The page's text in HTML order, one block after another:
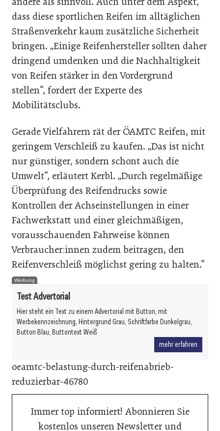
dass diese sportlichen Reifen im alltäglichen
Straßenverkehr kaum zusätzliche Sicherheit
bringen. „Einige Reifenhersteller sollten daher
dringend umdenken und die Nachhaltigkeit
von Reifen stärker in den Vordergrund
stellen“, fordert der Experte des
Mobilitätsclubs.
Gerade Vielfahrern rät der ÖAMTC Reifen, mit
geringem Verschleiß zu kaufen. „Das ist nicht
nur günstiger, sondern schont auch die
Umwelt“, erläutert Kerbl. „Durch regelmäßige
Überprüfung des Reifendrucks sowie
Kontrollen der Achseinstellungen in einer
Fachwerkstatt und einer gleichmäßigen,
vorausschauenden Fahrweise können
Verbraucher:innen zudem beitragen, den
Reifenverschleiß möglichst gering zu halten.“
Werbung
Test Advertorial
Hier steht ein Text zu einem Advertorial mit Button, mit
Werbekennzeichnung, Hintergrund Grau, Schriftfarbe Dunkelgrau,
Button Blau, Buttontext Weiß
mehr erfahren
oeamtc-belastung-durch-reifenabrieb-
reduzierbar-46780
Immer top informiert! Abonnieren Sie
kostenlos unseren Newsletter und